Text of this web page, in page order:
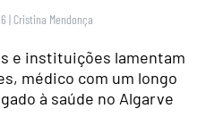
| Cristina Mendonça
e instituições lamentam
médico com um longo
à saúde no Algarve